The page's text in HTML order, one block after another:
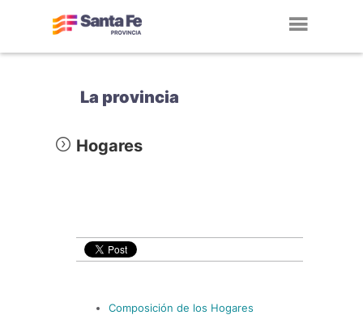
La provincia
Hogares
Composición de los Hogares